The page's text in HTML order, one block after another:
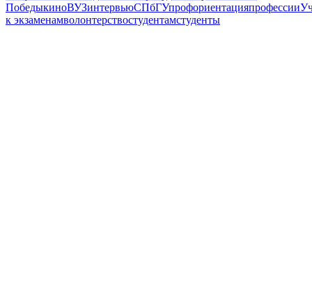
ПобедыкиноВУЗинтервьюСПбГУпрофориентацияпрофессии
к экзаменамволонтерствостудентамстуденты